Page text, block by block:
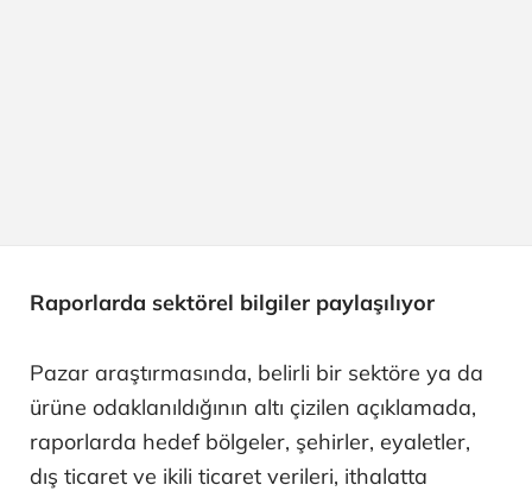
Raporlarda sektörel bilgiler paylaşılıyor
Pazar araştırmasında, belirli bir sektöre ya da
ürüne odaklanıldığının altı çizilen açıklamada,
raporlarda hedef bölgeler, şehirler, eyaletler,
dış ticaret ve ikili ticaret verileri, ithalatta